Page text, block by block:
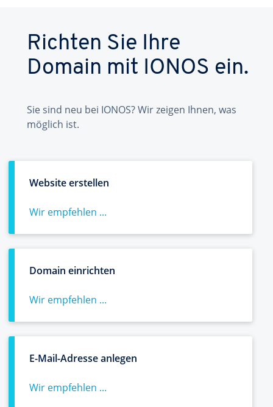
Richten Sie Ihre
Domain mit IONOS ein.
Sie sind neu bei IONOS? Wir zeigen Ihnen, was
möglich ist.
Website erstellen
Wir empfehlen ...
Domain einrichten
Wir empfehlen ...
E-Mail-Adresse anlegen
Wir empfehlen ...